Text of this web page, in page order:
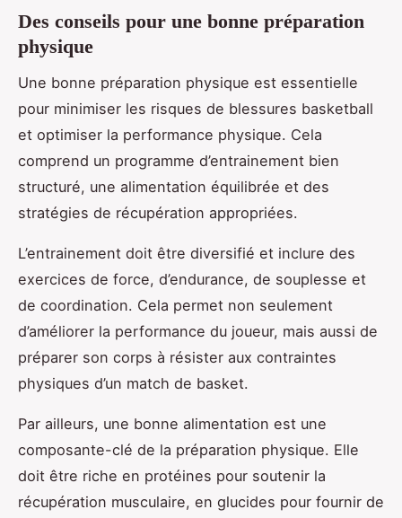
Des conseils pour une bonne préparation
physique
Une bonne préparation physique est essentielle
pour minimiser les risques de blessures basketball
et optimiser la performance physique. Cela
comprend un programme d’entrainement bien
structuré, une alimentation équilibrée et des
stratégies de récupération appropriées.
L’entrainement doit être diversifié et inclure des
exercices de force, d’endurance, de souplesse et
de coordination. Cela permet non seulement
d’améliorer la performance du joueur, mais aussi de
préparer son corps à résister aux contraintes
physiques d’un match de basket.
Par ailleurs, une bonne alimentation est une
composante-clé de la préparation physique. Elle
doit être riche en protéines pour soutenir la
récupération musculaire, en glucides pour fournir de